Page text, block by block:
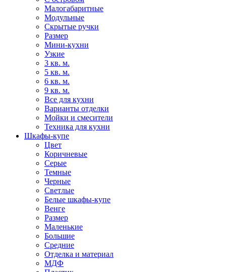
Малогабаритные
Модульные
Скрытые ручки
Размер
Мини-кухни
Узкие
3 кв. м.
5 кв. м.
6 кв. м.
9 кв. м.
Все для кухни
Варианты отделки
Мойки и смесители
Техника для кухни
Шкафы-купе
Цвет
Коричневые
Серые
Темные
Черные
Светлые
Белые шкафы-купе
Венге
Размер
Маленькие
Большие
Средние
Отделка и материал
МДФ